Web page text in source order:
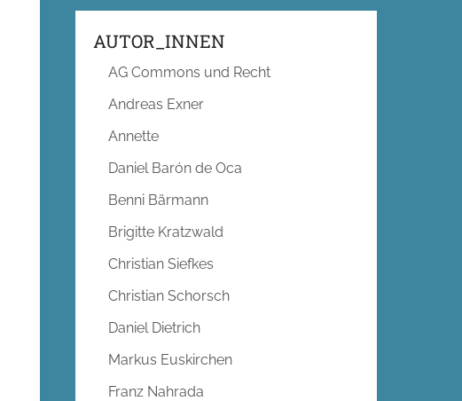
AUTOR_INNEN
AG Commons und Recht
Andreas Exner
Annette
Daniel Barón de Oca
Benni Bärmann
Brigitte Kratzwald
Christian Siefkes
Christian Schorsch
Daniel Dietrich
Markus Euskirchen
Franz Nahrada